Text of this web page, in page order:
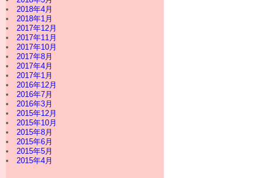
2018年4月
2018年1月
2017年12月
2017年11月
2017年10月
2017年8月
2017年4月
2017年1月
2016年12月
2016年7月
2016年3月
2015年12月
2015年10月
2015年8月
2015年6月
2015年5月
2015年4月